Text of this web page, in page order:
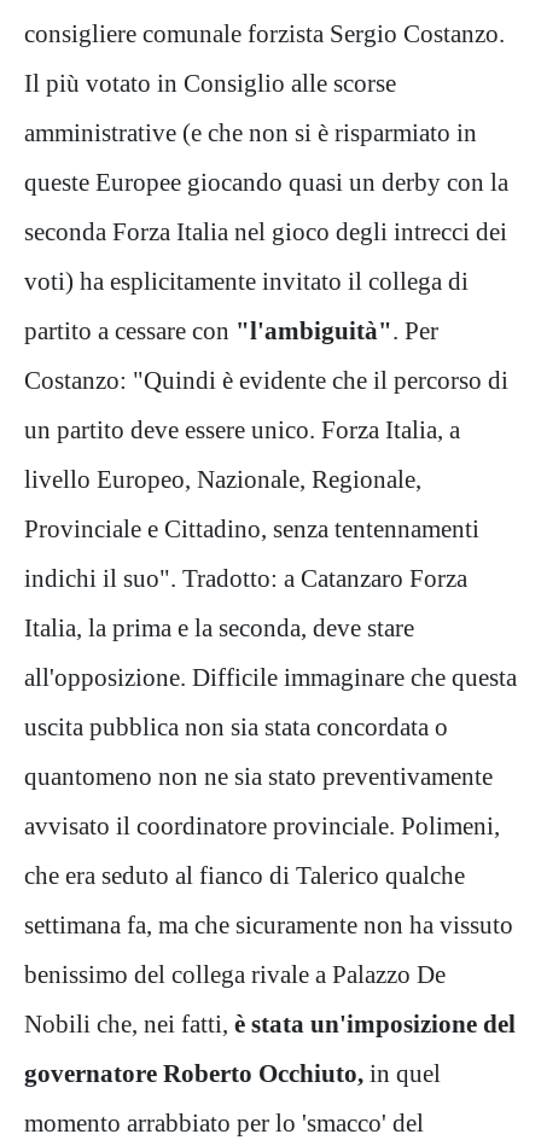
consigliere comunale forzista Sergio Costanzo.
Il più votato in Consiglio alle scorse
amministrative (e che non si è risparmiato in
queste Europee giocando quasi un derby con la
seconda Forza Italia nel gioco degli intrecci dei
voti) ha esplicitamente invitato il collega di
partito a cessare con "l'ambiguità". Per
Costanzo: "Quindi è evidente che il percorso di
un partito deve essere unico. Forza Italia, a
livello Europeo, Nazionale, Regionale,
Provinciale e Cittadino, senza tentennamenti
indichi il suo". Tradotto: a Catanzaro Forza
Italia, la prima e la seconda, deve stare
all'opposizione. Difficile immaginare che questa
uscita pubblica non sia stata concordata o
quantomeno non ne sia stato preventivamente
avvisato il coordinatore provinciale. Polimeni,
che era seduto al fianco di Talerico qualche
settimana fa, ma che sicuramente non ha vissuto
benissimo del collega rivale a Palazzo De
Nobili che, nei fatti, è stata un'imposizione del
governatore Roberto Occhiuto, in quel
momento arrabbiato per lo 'smacco' del